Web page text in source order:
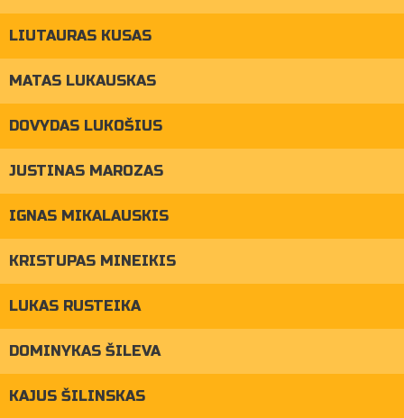
LIUTAURAS KUSAS
MATAS LUKAUSKAS
DOVYDAS LUKOŠIUS
JUSTINAS MAROZAS
IGNAS MIKALAUSKIS
KRISTUPAS MINEIKIS
LUKAS RUSTEIKA
DOMINYKAS ŠILEVA
KAJUS ŠILINSKAS